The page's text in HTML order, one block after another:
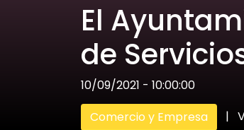
El
de
10/09/2021 - 10:00:00
Comercio y Empresa
|